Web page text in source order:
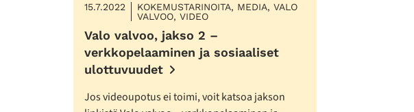
15.7.2022
KOKEMUSTARINOITA, MEDIA, VALO
VALVOO, VIDEO
Valo valvoo, jakso 2 –
verkkopelaaminen ja sosiaaliset
ulottuvuudet
Jos videoupotus ei toimi, voit katsoa jakson